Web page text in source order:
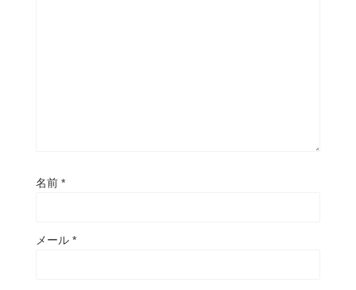
名前 *
メール *